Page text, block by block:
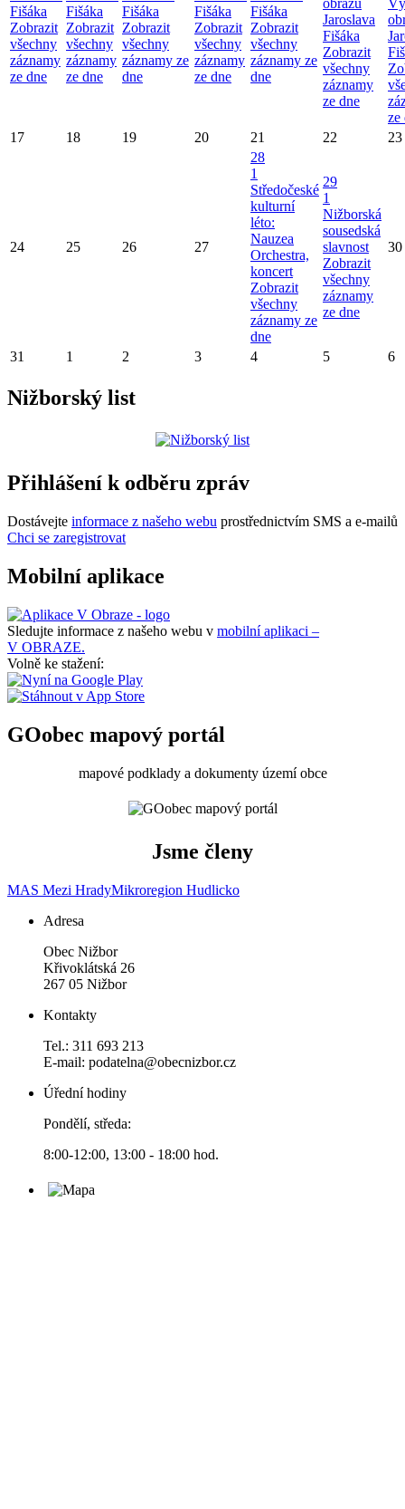
Fišáka
Zobrazit
všechny
záznamy
ze dne
Fišáka
Zobrazit
všechny
záznamy
ze dne
Fišáka
Zobrazit
všechny
záznamy ze
dne
Fišáka
Zobrazit
všechny
záznamy
ze dne
Fišáka
Zobrazit
všechny
záznamy ze
dne
Jaroslava
Fišáka
Zobrazit
všechny
záznamy
ze dne
ze
17
18 19 20 21 22 23
24 25 26 27
28
1
Středočeské
kulturní
léto:
Nauzea
Orchestra,
koncert
Zobrazit
všechny
záznamy ze
dne
29
1
Nižborská
sousedská
slavnost
Zobrazit
všechny
záznamy
ze dne
30
31 1 2 3 4 5 6
Nižborský list
Přihlášení k odběru zpráv
Dostávejte informace z našeho webu prostřednictvím SMS a e-mailů
Chci se zaregistrovat
Mobilní aplikace
Sledujte informace z našeho webu v mobilní aplikaci –
V OBRAZE.
Volně ke stažení:
GOobec mapový portál
mapové podklady a dokumenty území obce
Jsme členy
MAS Mezi HradyMikroregion Hudlicko
Adresa
Obec Nižbor
Křivoklátská 26
267 05 Nižbor
Kontakty
Tel.: 311 693 213
E-mail: podatelna@obecnizbor.cz
Úřední hodiny
Pondělí, středa:
8:00-12:00, 13:00 - 18:00 hod.